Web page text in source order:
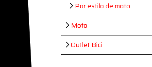
Por estilo de moto
Moto
Outlet Bici